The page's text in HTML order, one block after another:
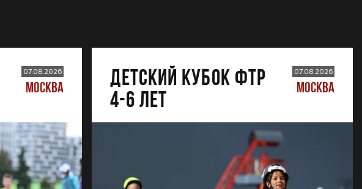
07.08.2026
МОСКВА
ДЕТСКИЙ КУБОК ФТР
4-6 лет
07.08.2026
МОСКВА